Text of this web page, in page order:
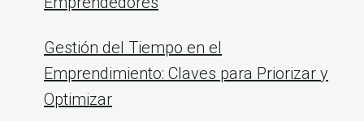
Gestión del Tiempo en el
Emprendimiento: Claves para Priorizar y
Optimizar